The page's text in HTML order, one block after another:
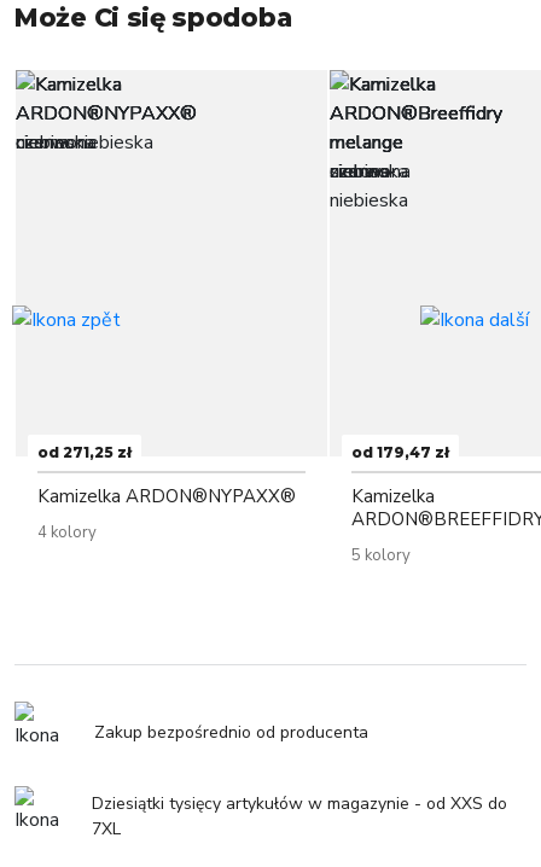
Może Ci się spodoba
od 271,25 zł
Kamizelka ARDON®NYPAXX®
4 kolory
od 179,47 zł
Kamizelka
5 kolory
Zakup bezpośrednio od producenta
Dziesiątki tysięcy artykułów w magazynie - od XXS do
7XL